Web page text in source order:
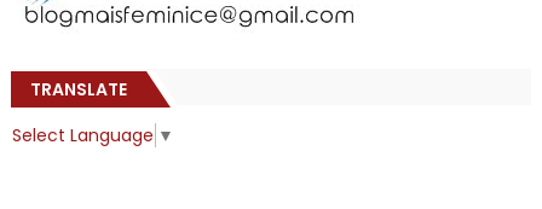
TRANSLATE
Select Language ▼